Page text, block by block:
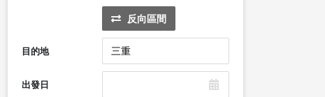
反向區間
目的地
出發日